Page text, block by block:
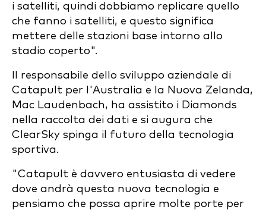
i satelliti, quindi dobbiamo replicare quello
che fanno i satelliti, e questo significa
mettere delle stazioni base intorno allo
stadio coperto".
Il responsabile dello sviluppo aziendale di
Catapult per l'Australia e la Nuova Zelanda,
Mac Laudenbach, ha assistito i Diamonds
nella raccolta dei dati e si augura che
ClearSky spinga il futuro della tecnologia
sportiva.
"Catapult è davvero entusiasta di vedere
dove andrà questa nuova tecnologia e
pensiamo che possa aprire molte porte per